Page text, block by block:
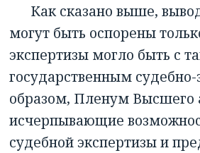
Как сказано выше,
могут быть оспорены
экспертизы могло быть с
государственным
образом, Пленум Высшего
исчерпывающие
судебной экспертизы и